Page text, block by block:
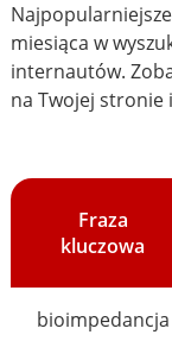
miesiąca w
internautów.
na Twojej stronie
Fraza
kluczowa
bioimpedancja